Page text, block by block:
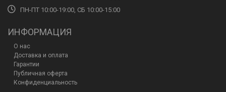
ПН-ПТ 10:00-19:00, СБ 10:00-15:00
ИНФОРМАЦИЯ
О нас
Доставка и оплата
Гарантии
Публичная оферта
Конфиденциальность